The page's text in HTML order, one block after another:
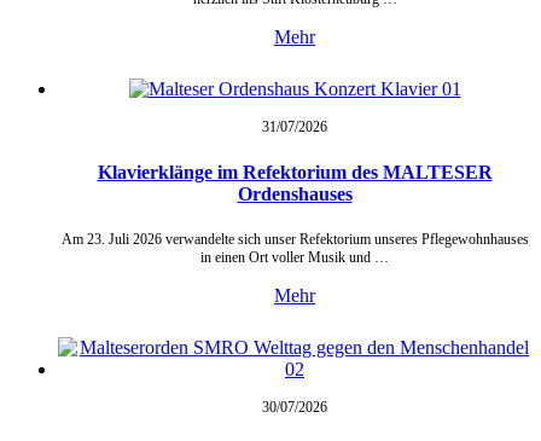
Mehr
31/07/2026
Klavierklänge im Refektorium des MALTESER
Ordenshauses
Am 23. Juli 2026 verwandelte sich unser Refektorium unseres Pflegewohnhauses
in einen Ort voller Musik und …
Mehr
30/07/2026